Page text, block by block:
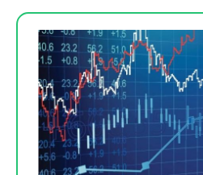
Перейти
содержимому